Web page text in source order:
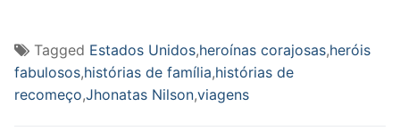
Tagged Estados Unidos,heroínas corajosas,heróis
fabulosos,histórias de família,histórias de
recomeço,Jhonatas Nilson,viagens